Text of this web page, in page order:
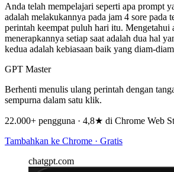
Anda telah mempelajari seperti apa prompt
adalah melakukannya pada jam 4 sore pada
perintah keempat puluh hari itu. Mengetahui
menerapkannya setiap saat adalah dua hal
kedua adalah kebiasaan baik yang diam-
GPT Master
Berhenti menulis ulang perintah dengan
sempurna dalam satu klik.
22.000+ pengguna · 4,8★ di Chrome Web
Tambahkan ke Chrome · Gratis
chatgpt.com